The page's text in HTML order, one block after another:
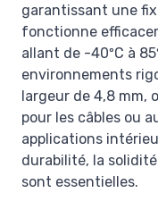
garantissant une
fonctionne
allant de -40ºC à
environnements
largeur de 4,8 mm,
pour les câbles ou
applications
durabilité, la
sont essentielles.